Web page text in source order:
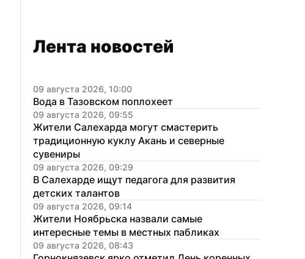
Лента новостей
09 августа 2026, 10:00
Вода в Тазовском поплохеет
09 августа 2026, 09:55
Жители Салехарда могут смастерить
традиционную куклу Акань и северные
сувениры
09 августа 2026, 09:29
В Салехарде ищут педагога для развития
детских талантов
09 августа 2026, 09:14
Жители Ноябрьска назвали самые
интересные темы в местных пабликах
09 августа 2026, 08:43